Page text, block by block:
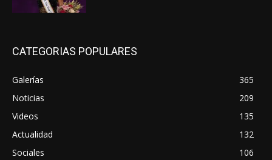
CATEGORIAS POPULARES
Galerías
365
Noticias
209
Videos
135
Actualidad
132
Sociales
106